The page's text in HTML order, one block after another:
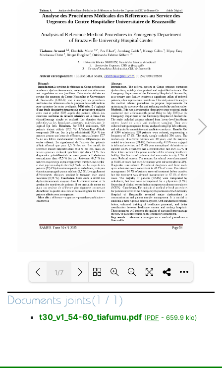
Loading PDF 100% ...
1/7
Documents joints(1 / 1)
t30_v1_54-60_tiafumu.pdf (PDF - 659.9 kio)